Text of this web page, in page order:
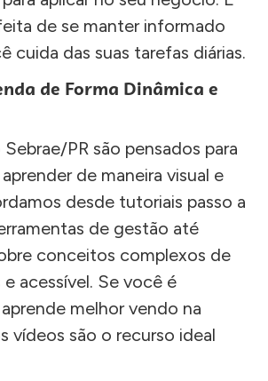
de se manter informado
cuida das suas tarefas diárias.
de Forma Dinâmica e
Sebrae/PR são pensados para
de maneira visual e
desde tutoriais passo a
de gestão até
conceitos complexos de
acessível. Se você é
melhor vendo na
vídeos são o recurso ideal